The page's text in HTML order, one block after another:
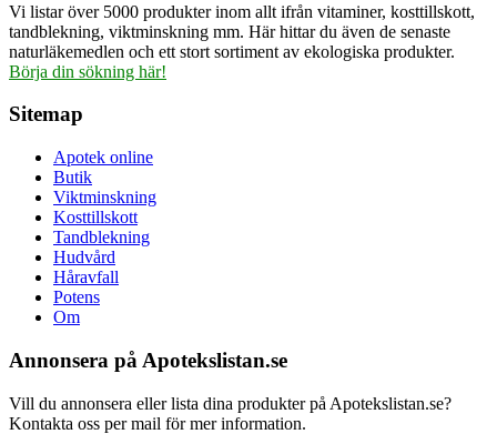
Vi listar över 5000 produkter inom allt ifrån vitaminer, kosttillskott,
tandblekning, viktminskning mm. Här hittar du även de senaste
naturläkemedlen och ett stort sortiment av ekologiska produkter.
Börja din sökning här!
Sitemap
Apotek online
Butik
Viktminskning
Kosttillskott
Tandblekning
Hudvård
Håravfall
Potens
Om
Annonsera på Apotekslistan.se
Vill du annonsera eller lista dina produkter på Apotekslistan.se?
Kontakta oss per mail för mer information.